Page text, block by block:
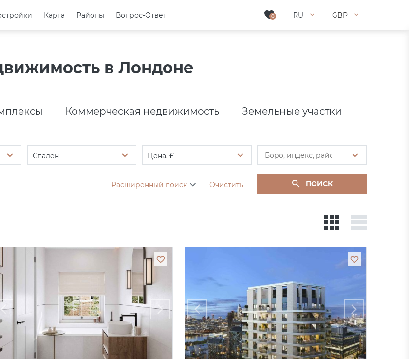
0 RU GBP
Карта Районы Вопрос-Ответ 0 RU GBP
Карта Районы Вопрос-Ответ
в Лондоне
Коммерческая недвижимость Земельные участки
Спален Цена, £
Расширенный поиск Очистить ПОИСК